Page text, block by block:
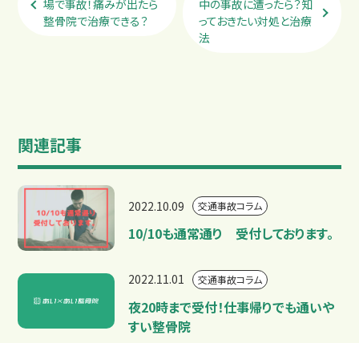
中の事故に遭ったら？知
っておきたい対処と治療
法
場で事故！痛みが出たら
整骨院で治療できる？
関連記事
2022.10.09 交通事故コラム
10/10も通常通り 受付しております。
2022.11.01 交通事故コラム
夜20時まで受付！仕事帰りでも通いや
すい整骨院